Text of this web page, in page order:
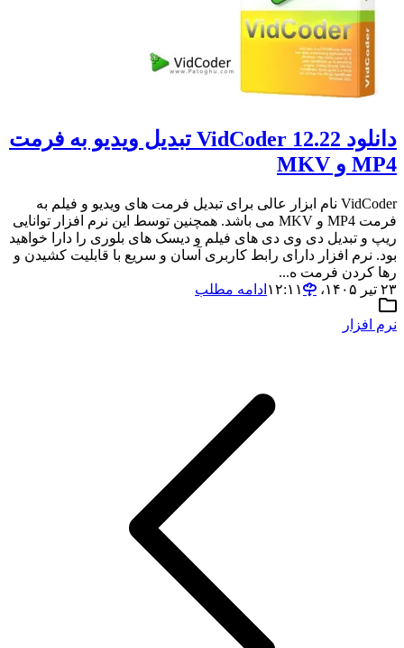
دانلود VidCoder 12.22 تبدیل ویدیو به فرمت
MP4 و MKV
VidCoder نام ابزار عالی برای تبدیل فرمت های ویدیو و فیلم به
فرمت MP4 و MKV می باشد. همچنین توسط این نرم افزار توانایی
ریپ و تبدیل دی وی دی های فیلم و دیسک های بلوری را دارا خواهید
بود. نرم افزار دارای رابط کاربری آسان و سریع با قابلیت کشیدن و
رها کردن فرمت ه...
۲۳ تیر ۱۴۰۵،‏ ۱۲:۱۱
ادامه مطلب
نرم افزار